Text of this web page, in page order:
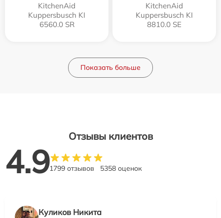
KitchenAid
Kuppersbusch KI
6560.0 SR
KitchenAid
Kuppersbusch KI
8810.0 SE
Показать больше
Отзывы клиентов
4.91799 отзывов 5358 оценок
Куликов Никита